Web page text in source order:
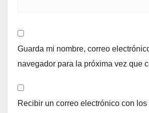
Guarda mi nombre, correo
navegador para la próxima vez que
Recibir un correo electrónico con